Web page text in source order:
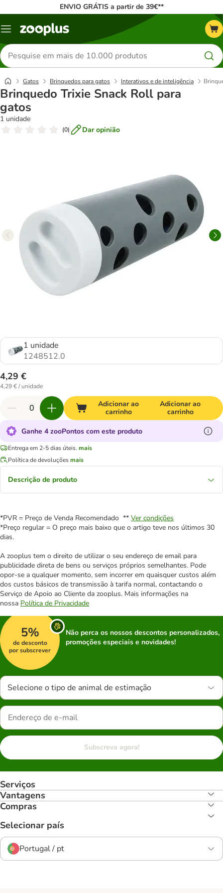
ENVIO GRÁTIS a partir de 39€**
Menu
Pesquisar
produtos
Gatos Brinquedos para gatos Interativos e de inteligência
Brinquedo Trixie Snack Roll para
gatos
1 unidade
(0) Dar opinião
1 unidade
1248512.0
4,29 €
4,29 € / unidade
Adicionar ao
carrinho
Adicionar ao
carrinho
Ganhe 4 zooPontos com este produto
Entrega em 2-5 dias úteis. mais
Política de devoluçõesmais
Descrição de produto
*PVR = Preço de Venda Recomendado ** Ver condições
*Preço regular = O preço mais baixo que o artigo teve nos últimos 30
dias.
A zooplus tem o direito de utilizar o seu endereço de email para
publicidade direta de bens ou serviços próprios semelhantes. Pode
opor-se a qualquer momento, sem incorrer em quaisquer custos além
dos custos básicos de transmissão à tarifa normal, contactando o
Serviço de Apoio ao Cliente da zooplus. Mais informações na
nossa Política de Privacidade
5%
de desconto
por subscrever
Não perca os nossos descontos personalizados,
promoções especiais e novidades!
Selecione o tipo de animal de estimação
Subscreva agora!
Serviços
Vantagens
Compras
Selecionar país
Portugal / pt